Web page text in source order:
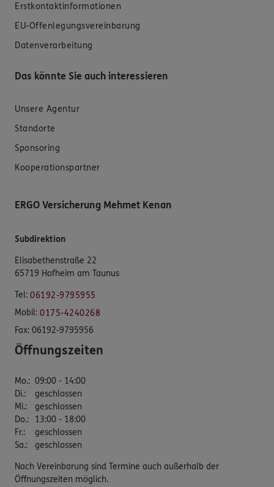
Erstkontaktinformationen
EU-Offenlegungsvereinbarung
Datenverarbeitung
Das könnte Sie auch interessieren
Unsere Agentur
Standorte
Sponsoring
Kooperationspartner
ERGO Versicherung Mehmet Kenan
Subdirektion
Elisabethenstraße 22
65719 Hofheim am Taunus
Tel: 06192-9795955
Mobil: 0175-4240268
Fax: 06192-9795956
Öffnungszeiten
Mo.: 09:00 - 14:00
Di.:
geschlossen
Mi.:
geschlossen
Do.:
13:00 - 18:00
Fr.:
geschlossen
Sa.: geschlossen
Nach Vereinbarung sind Termine auch außerhalb der
Öffnungszeiten möglich.